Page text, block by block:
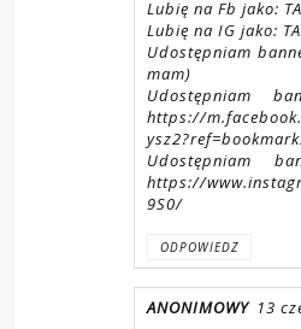
Lubię na Fb jako:
Lubię na IG jako:
Udostępniam
mam)
Udostępniam
https://
Udostępniam
https://
9S0/
ODPOWIEDZ
ANONIMOWY 13